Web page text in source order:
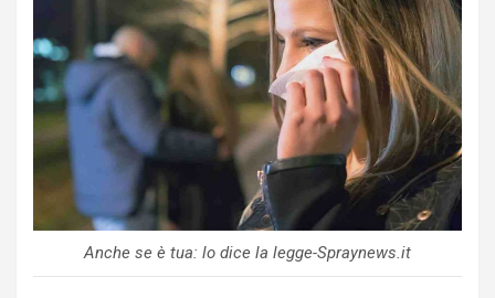
Anche se è tua: lo dice la legge-Spraynews.it